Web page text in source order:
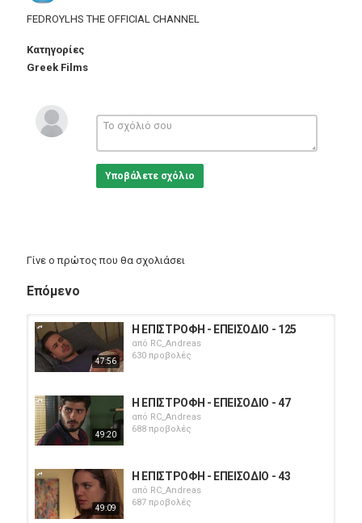
FEDROYLHS THE OFFICIAL CHANNEL
Κατηγορίες
Greek Films
Υποβάλετε σχόλιο
Γίνε ο πρώτος που θα σχολιάσει
Επόμενο
47:56
Η ΕΠΙΣΤΡΟΦΗ - ΕΠΕΙΣΟΔΙΟ - 125
από RC_Andreas
630 προβολές
49:20
Η ΕΠΙΣΤΡΟΦΗ - ΕΠΕΙΣΟΔΙΟ - 47
από RC_Andreas
688 προβολές
49:09
Η ΕΠΙΣΤΡΟΦΗ - ΕΠΕΙΣΟΔΙΟ - 43
από RC_Andreas
687 προβολές